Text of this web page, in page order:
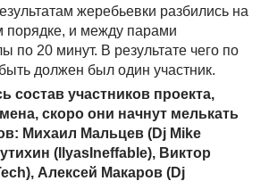
жеребьевки разбились на
порядке, и между парами
по 20 минут. В результате чего по
должен был один участник.
состав участников проекта,
скоро они начнут мелькать
Михаил Мальцев (Dj Mike
(IlyasIneffable), Виктор
Алексей Макаров (Dj